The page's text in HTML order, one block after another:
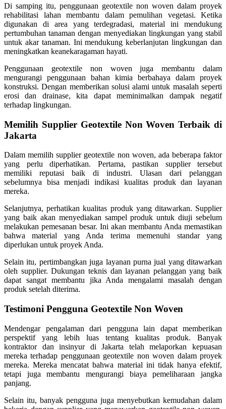
Di samping itu, penggunaan geotextile non woven dalam proyek
rehabilitasi lahan membantu dalam pemulihan vegetasi. Ketika
digunakan di area yang terdegradasi, material ini mendukung
pertumbuhan tanaman dengan menyediakan lingkungan yang stabil
untuk akar tanaman. Ini mendukung keberlanjutan lingkungan dan
meningkatkan keanekaragaman hayati.
Penggunaan geotextile non woven juga membantu dalam
mengurangi penggunaan bahan kimia berbahaya dalam proyek
konstruksi. Dengan memberikan solusi alami untuk masalah seperti
erosi dan drainase, kita dapat meminimalkan dampak negatif
terhadap lingkungan.
Memilih Supplier Geotextile Non Woven Terbaik di
Jakarta
Dalam memilih supplier geotextile non woven, ada beberapa faktor
yang perlu diperhatikan. Pertama, pastikan supplier tersebut
memiliki reputasi baik di industri. Ulasan dari pelanggan
sebelumnya bisa menjadi indikasi kualitas produk dan layanan
mereka.
Selanjutnya, perhatikan kualitas produk yang ditawarkan. Supplier
yang baik akan menyediakan sampel produk untuk diuji sebelum
melakukan pemesanan besar. Ini akan membantu Anda memastikan
bahwa material yang Anda terima memenuhi standar yang
diperlukan untuk proyek Anda.
Selain itu, pertimbangkan juga layanan purna jual yang ditawarkan
oleh supplier. Dukungan teknis dan layanan pelanggan yang baik
dapat sangat membantu jika Anda mengalami masalah dengan
produk setelah diterima.
Testimoni Pengguna Geotextile Non Woven
Mendengar pengalaman dari pengguna lain dapat memberikan
perspektif yang lebih luas tentang kualitas produk. Banyak
kontraktor dan insinyur di Jakarta telah melaporkan kepuasan
mereka terhadap penggunaan geotextile non woven dalam proyek
mereka. Mereka mencatat bahwa material ini tidak hanya efektif,
tetapi juga membantu mengurangi biaya pemeliharaan jangka
panjang.
Selain itu, banyak pengguna juga menyebutkan kemudahan dalam